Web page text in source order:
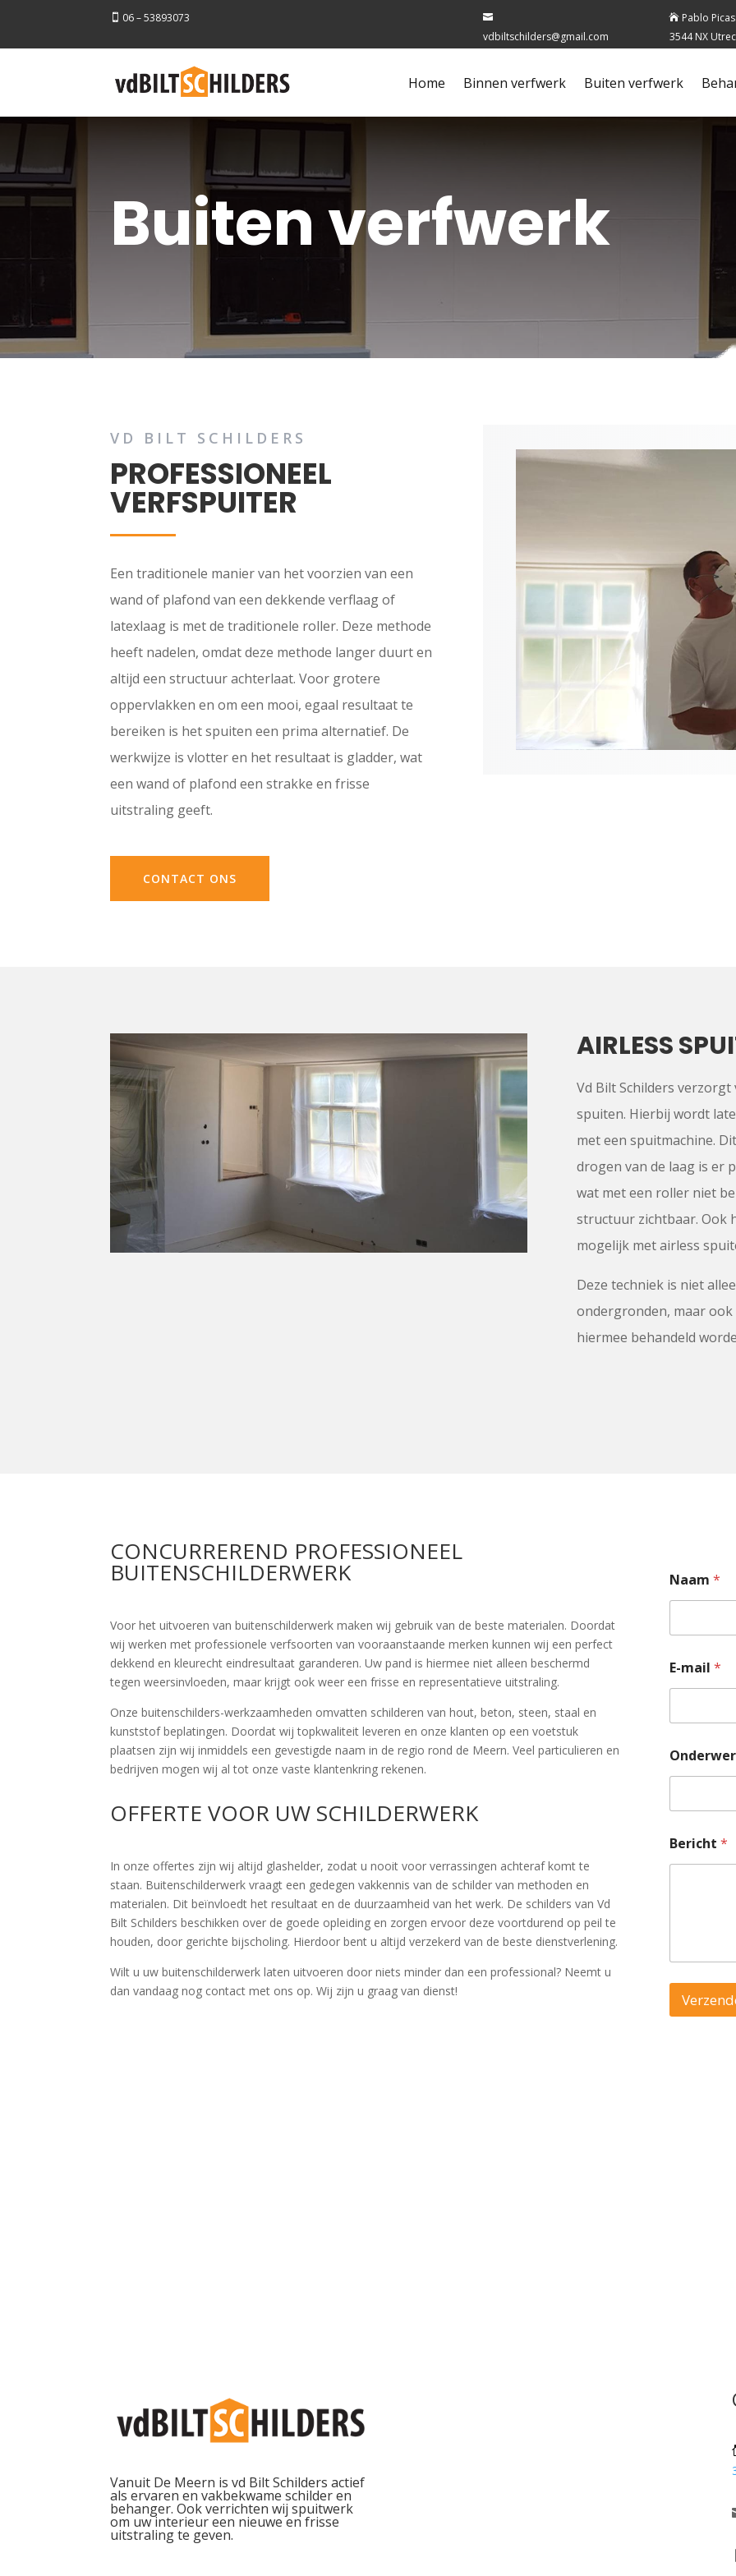
 06 – 53893073 
vdbiltschilders@gmail.com
 Pablo
3544 NX
Home Binnen verfwerk Buiten verfwerk
Buiten verfwerk
VD BILT SCHILDERS
PROFESSIONEEL
VERFSPUITER
Een traditionele manier van het voorzien van een
wand of plafond van een dekkende verflaag of
latexlaag is met de traditionele roller. Deze methode
heeft nadelen, omdat deze methode langer duurt en
altijd een structuur achterlaat. Voor grotere
oppervlakken en om een mooi, egaal resultaat te
bereiken is het spuiten een prima alternatief. De
werkwijze is vlotter en het resultaat is gladder, wat
een wand of plafond een strakke en frisse
uitstraling geeft.
CONTACT ONS
AIRLESS
Vd Bilt Schilders
spuiten. Hierbij wordt
met een spuitmachine.
drogen van de laag is er
wat met een roller niet
structuur zichtbaar. Ook
mogelijk met airless
Deze techniek is niet
ondergronden, maar
hiermee behandeld
CONCURREREND PROFESSIONEEL
BUITENSCHILDERWERK
Voor het uitvoeren van buitenschilderwerk maken wij gebruik van de beste materialen. Doordat
wij werken met professionele verfsoorten van vooraanstaande merken kunnen wij een perfect
dekkend en kleurecht eindresultaat garanderen. Uw pand is hiermee niet alleen beschermd
tegen weersinvloeden, maar krijgt ook weer een frisse en representatieve uitstraling.
Onze buitenschilders-werkzaamheden omvatten schilderen van hout, beton, steen, staal en
kunststof beplatingen. Doordat wij topkwaliteit leveren en onze klanten op een voetstuk
plaatsen zijn wij inmiddels een gevestigde naam in de regio rond de Meern. Veel particulieren en
bedrijven mogen wij al tot onze vaste klantenkring rekenen.
OFFERTE VOOR UW SCHILDERWERK
In onze offertes zijn wij altijd glashelder, zodat u nooit voor verrassingen achteraf komt te
staan. Buitenschilderwerk vraagt een gedegen vakkennis van de schilder van methoden en
materialen. Dit beïnvloedt het resultaat en de duurzaamheid van het werk. De schilders van Vd
Bilt Schilders beschikken over de goede opleiding en zorgen ervoor deze voortdurend op peil te
houden, door gerichte bijscholing. Hierdoor bent u altijd verzekerd van de beste dienstverlening.
Wilt u uw buitenschilderwerk laten uitvoeren door niets minder dan een professional? Neemt u
dan vandaag nog contact met ons op. Wij zijn u graag van dienst!
Naam *
E-mail *
Bericht *
Vanuit De Meern is vd Bilt Schilders actief
als ervaren en vakbekwame schilder en
behanger. Ook verrichten wij spuitwerk
om uw interieur een nieuwe en frisse
uitstraling te geven.